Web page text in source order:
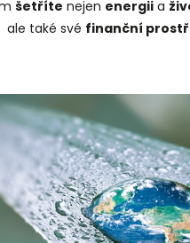
šetříte nejen energii a
ale také své finanční